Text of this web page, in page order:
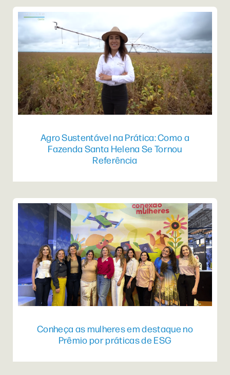
Agro Sustentável na Prática: Como a
Fazenda Santa Helena Se Tornou
Referência
Conheça as mulheres em destaque no
Prêmio por práticas de ESG